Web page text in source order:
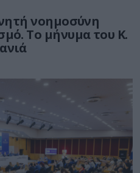
νοημοσύνη
Το μήνυμα του Κ.